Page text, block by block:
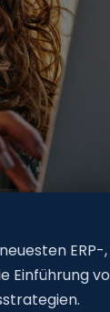
ERP-
Einführung